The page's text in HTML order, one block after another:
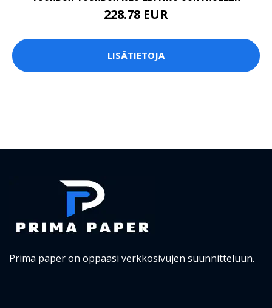
228.78 EUR
LISÄTIETOJA
Prima paper on oppaasi verkkosivujen suunnitteluun.